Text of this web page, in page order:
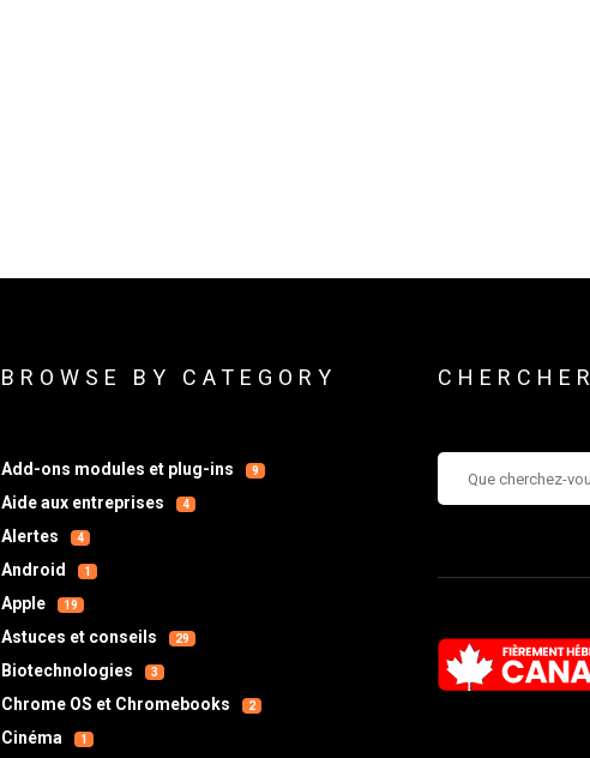
BROWSE BY CATEGORY
Add-ons modules et plug-ins 9
Aide aux entreprises 4
Alertes 4
Android 1
Apple 19
Astuces et conseils 29
Biotechnologies 3
Chrome OS et Chromebooks 2
Cinéma 1
CHERCHER